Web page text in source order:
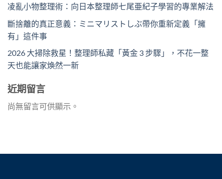
凌亂小物整理術：向日本整理師七尾亜紀子學習的專業解法
斷捨離的真正意義：ミニマリストしぶ帶你重新定義「擁
有」這件事
2026 大掃除救星！整理師私藏「黃金 3 步驟」，不花一整
天也能讓家煥然一新
近期留言
尚無留言可供顯示。